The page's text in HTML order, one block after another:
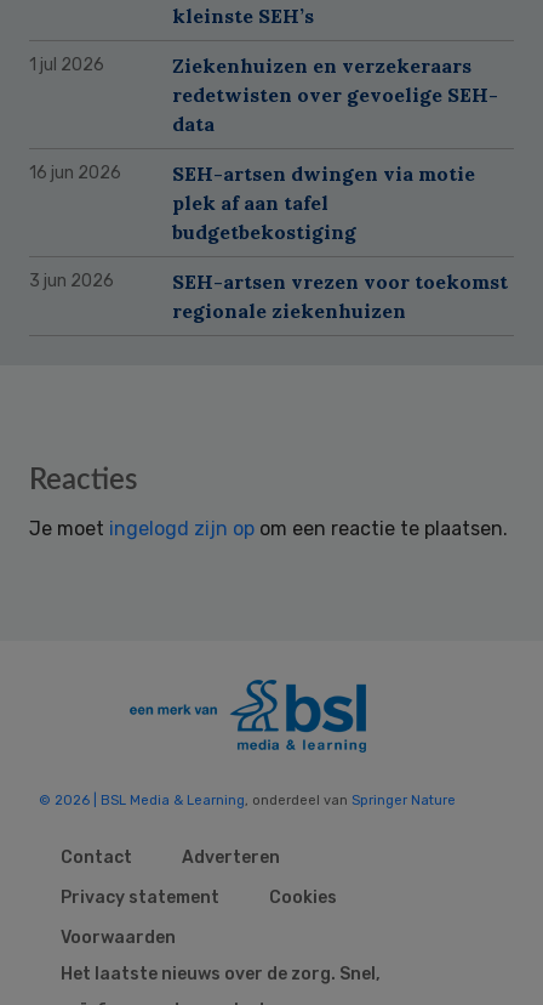
kleinste SEH’s
1 jul 2026
Ziekenhuizen en verzekeraars
redetwisten over gevoelige SEH-
data
16 jun 2026
SEH-artsen dwingen via motie
plek af aan tafel
budgetbekostiging
3 jun 2026
SEH-artsen vrezen voor toekomst
regionale ziekenhuizen
Reader
Reacties
Je moet ingelogd zijn op om een reactie te plaatsen.
© 2026 | BSL Media & Learning, onderdeel van Springer Nature
Contact
Adverteren
Privacy statement
Cookies
Voorwaarden
Het laatste nieuws over de zorg. Snel,